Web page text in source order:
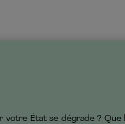
État se dégrade ? Que